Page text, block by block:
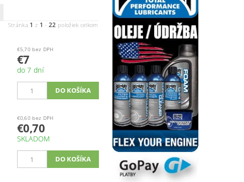
Stránka 1 z 1 -22 položiek celkom
€5,70 bez DPH
€7
do 7 dní
€0,60 bez DPH
€0,70
SKLADOM